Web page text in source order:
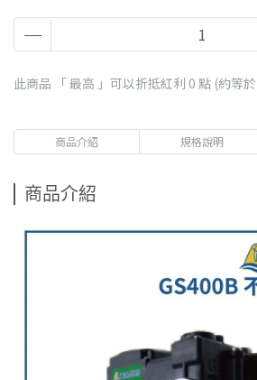
此商品 「 最高 」可以折抵紅利 0 點 (約等於
商品介紹 規格說明
商品介紹